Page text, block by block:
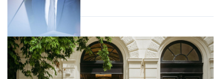
Magyar cégek